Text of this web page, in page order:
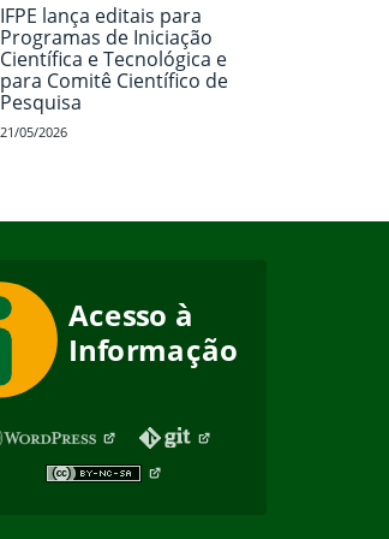
IFPE lança editais para
Programas de Iniciação
Científica e Tecnológica e
para Comitê Científico de
Pesquisa
21/05/2026